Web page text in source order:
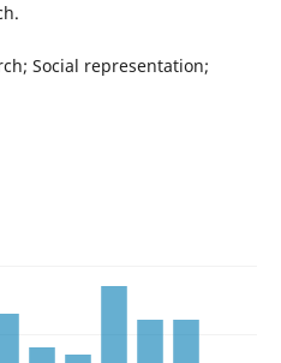
Social representation;